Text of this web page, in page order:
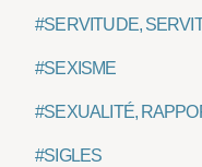
#SERVITUDE,
#SEXISME
#SEXUALITÉ,
#SIGLES